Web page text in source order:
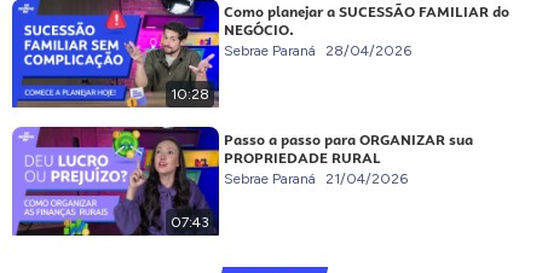
10:28
Como planejar a SUCESSÃO FAMILIAR do
NEGÓCIO.
Sebrae Paraná 28/04/2026
07:43
Passo a passo para ORGANIZAR sua
PROPRIEDADE RURAL
Sebrae Paraná 21/04/2026